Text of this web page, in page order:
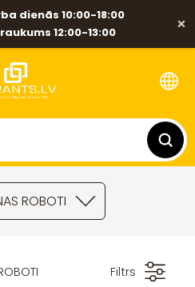
dienās 10:00-18:00
12:00-13:00
×
ROBOTI
Filtrs